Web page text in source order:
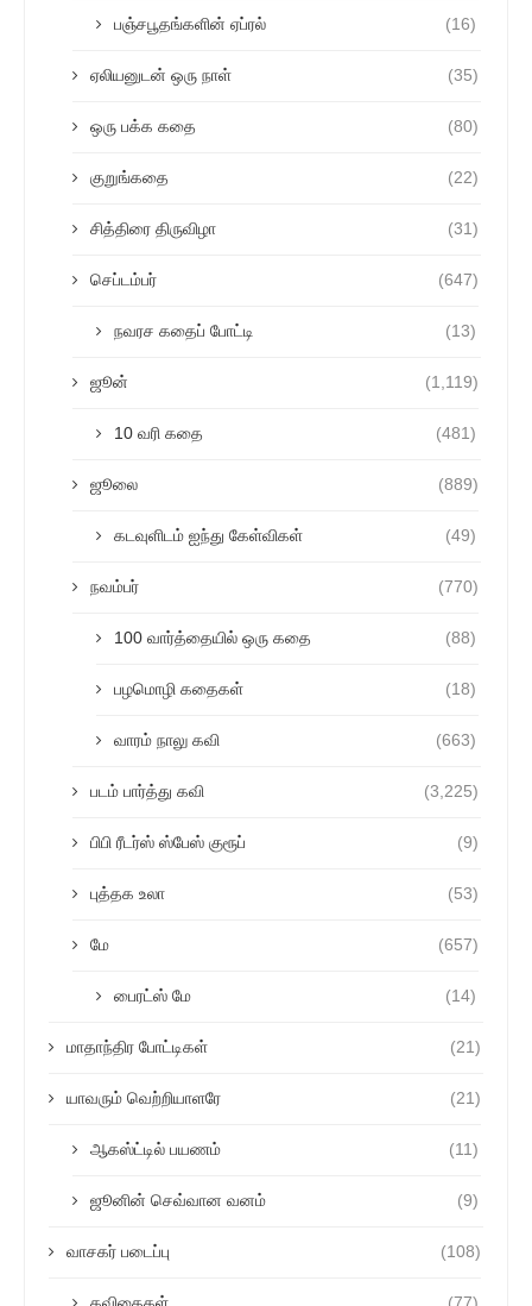
பஞ்சபூதங்களின் ஏப்ரல் (16)
ஏலியனுடன் ஒரு நாள் (35)
ஒரு பக்க கதை (80)
குறுங்கதை (22)
சித்திரை திருவிழா (31)
செப்டம்பர் (647)
நவரச கதைப் போட்டி (13)
ஜூன் (1,119)
10 வரி கதை (481)
ஜூலை (889)
கடவுளிடம் ஐந்து கேள்விகள் (49)
நவம்பர் (770)
100 வார்த்தையில் ஒரு கதை (88)
பழமொழி கதைகள் (18)
வாரம் நாலு கவி (663)
படம் பார்த்து கவி (3,225)
பிபி ரீடர்ஸ் ஸ்பேஸ் குரூப் (9)
புத்தக உலா (53)
மே (657)
பைரட்ஸ் மே (14)
மாதாந்திர போட்டிகள் (21)
யாவரும் வெற்றியாளரே (21)
ஆகஸ்ட்டில் பயணம் (11)
ஜூனின் செவ்வான வனம் (9)
வாசகர் படைப்பு (108)